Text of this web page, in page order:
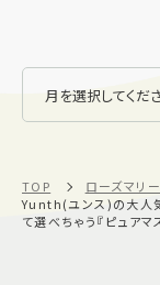
TOP
ローズマリー
Yunth(ユンス)の大人
て選べちゃう『ピュア